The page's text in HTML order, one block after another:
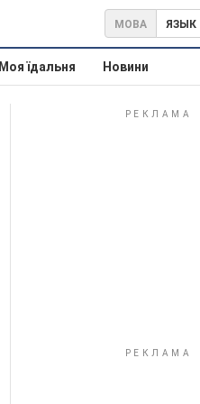
МОВА ЯЗЫК
Моя їдальня Новини